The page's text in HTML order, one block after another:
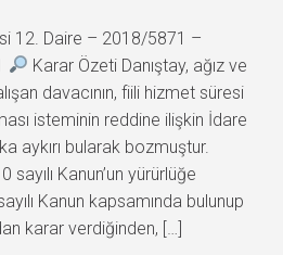
12. Daire – 2018/5871 –
Karar Özeti Danıştay, ağız ve
davacının, fiili hizmet süresi
isteminin reddine ilişkin İdare
aykırı bularak bozmuştur.
sayılı Kanun’un yürürlüğe
Kanun kapsamında bulunup
karar verdiğinden, […]